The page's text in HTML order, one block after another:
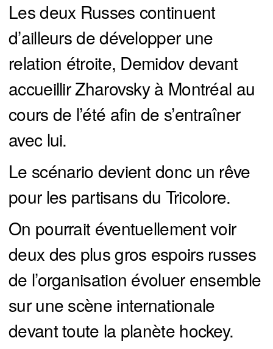
Les deux Russes continuent
d’ailleurs de développer une
relation étroite, Demidov devant
accueillir Zharovsky à Montréal au
cours de l’été afin de s’entraîner
avec lui.
Le scénario devient donc un rêve
pour les partisans du Tricolore.
On pourrait éventuellement voir
deux des plus gros espoirs russes
de l’organisation évoluer ensemble
sur une scène internationale
devant toute la planète hockey.